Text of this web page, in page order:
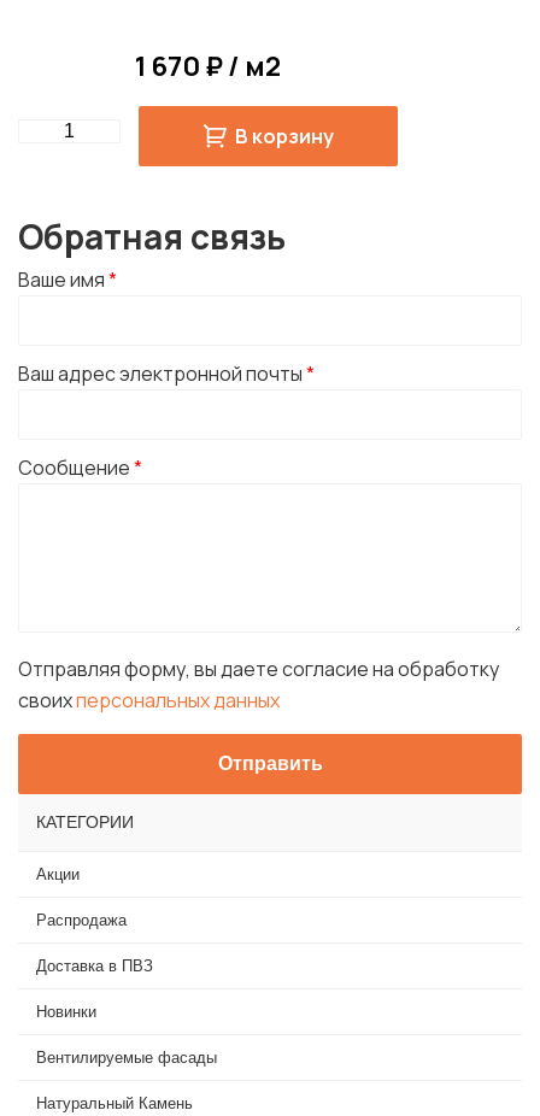
1 670 ₽ / м2
Quantity В корзину
Обратная связь
Ваше имя*
Ваш адрес электронной почты*
Сообщение*
Отправляя форму, вы даете согласие на обработку
своихперсональных данных
КАТЕГОРИИ
Акции
Распродажа
Доставка в ПВЗ
Новинки
Вентилируемые фасады
Натуральный Камень